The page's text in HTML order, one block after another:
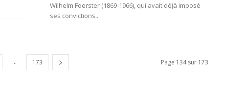
Wilhelm Foerster (1869-1966), qui avait déjà imposé
ses convictions...
... 173 Page 134 sur 173